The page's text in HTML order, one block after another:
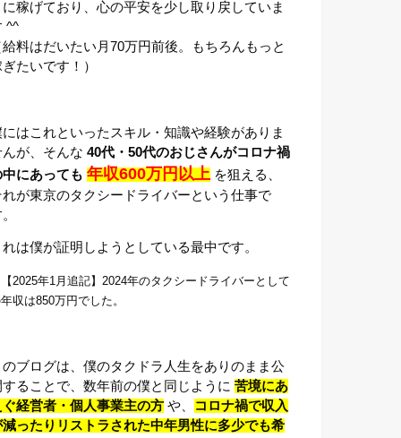
に稼げており、心の平安を少し取り戻していま
^^
給料はだいたい月70万円前後。もちろんもっと
たいです！）
にはこれといったスキル・知識や経験がありま
んが、そんな 40代・50代のおじさんがコロナ禍
中にあっても 年収600万円以上 を狙える、
れが東京のタクシードライバーという仕事で
れは僕が証明しようとしている最中です。
2025年1月追記】2024年のタクシードライバーとして
収は850万円でした。
のブログは、僕のタクドラ人生をありのまま公
することで、数年前の僕と同じように 苦境にあ
ぐ経営者・個人事業主の方 や、
コロナ禍で収入
減ったりリストラされた中年男性に多少でも希